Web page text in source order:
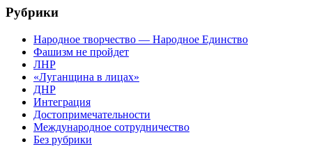
Рубрики
Народное творчество — Народное Единство
Фашизм не пройдет
ЛНР
«Луганщина в лицах»
ДНР
Интеграция
Достопримечательности
Международное сотрудничество
Без рубрики